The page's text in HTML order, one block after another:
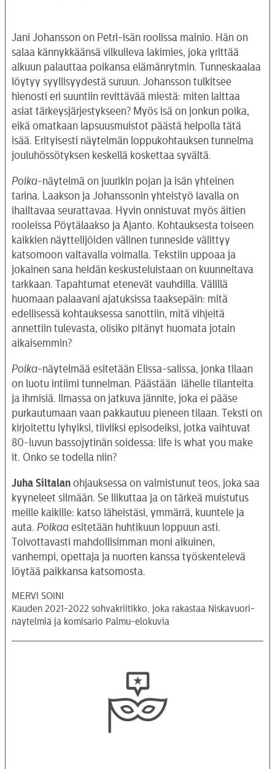
Jani Johansson on Petri-isän roolissa mainio. Hän on
salaa kännykkäänsä vilkuileva lakimies, joka yrittää
alkuun palauttaa poikansa elämänrytmin. Tunneskaalaa
löytyy syyllisyydestä suruun. Johansson tulkitsee
hienosti eri suuntiin revittävää miestä: miten laittaa
asiat tärkeysjärjestykseen? Myös isä on jonkun poika,
eikä omatkaan lapsuusmuistot päästä helpolla tätä
isää. Erityisesti näytelmän loppukohtauksen tunnelma
jouluhössötyksen keskellä koskettaa syvältä.
Poika-näytelmä on juurikin pojan ja isän yhteinen
tarina. Laakson ja Johanssonin yhteistyö lavalla on
ihailtavaa seurattavaa. Hyvin onnistuvat myös äitien
rooleissa Pöytälaakso ja Ajanto. Kohtauksesta toiseen
kaikkien näyttelijöiden välinen tunneside välittyy
katsomoon valtavalla voimalla. Tekstiin uppoaa ja
jokainen sana heidän keskusteluistaan on kuunneltava
tarkkaan. Tapahtumat etenevät vauhdilla. Välillä
huomaan palaavani ajatuksissa taaksepäin: mitä
edellisessä kohtauksessa sanottiin, mitä vihjeitä
annettiin tulevasta, olisiko pitänyt huomata jotain
aikaisemmin?
Poika-näytelmää esitetään Elissa-salissa, jonka tilaan
on luotu intiimi tunnelman. Päästään lähelle tilanteita
ja ihmisiä. Ilmassa on jatkuva jännite, joka ei pääse
purkautumaan vaan pakkautuu pieneen tilaan. Teksti on
kirjoitettu lyhyiksi, tiiviiksi episodeiksi, jotka vaihtuvat
80-luvun bassojytinän soidessa: life is what you make
it. Onko se todella niin?
Juha Siltalan ohjauksessa on valmistunut teos, joka saa
kyyneleet silmään. Se liikuttaa ja on tärkeä muistutus
meille kaikille: katso läheistäsi, ymmärrä, kuuntele ja
auta. Poikaa esitetään huhtikuun loppuun asti.
Toivottavasti mahdollisimman moni aikuinen,
vanhempi, opettaja ja nuorten kanssa työskentelevä
löytää paikkansa katsomosta.
MERVI SOINI
Kauden 2021-2022 sohvakriitikko, joka rakastaa Niskavuori-
näytelmiä ja komisario Palmu-elokuvia